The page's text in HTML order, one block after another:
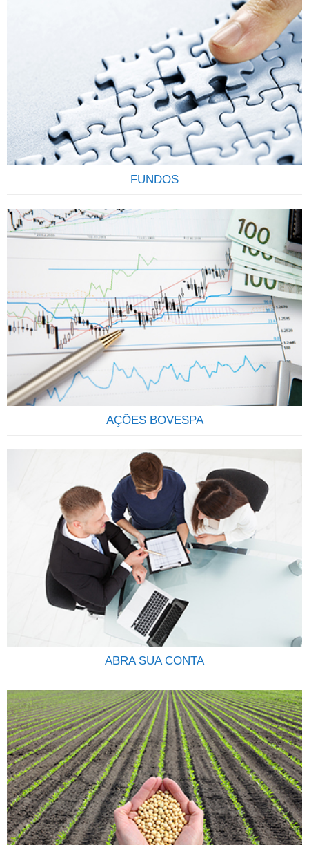
Todo investimento em renda fixa feito pela corretora é
registrado em nome do cliente (CPF/CNPJ) junto a CETIP, o
que garante transparência e segurança. Todo cliente
também conta com a garantia do FGC (Fundo Garantidor
de Crédito) até R$ 250.000,00 por CPF, por instituição
financeira para os títulos de CDB, LCI, LCA e LC.
Contamos…
OS FUNDOS DE INVESTIMENTOS SÃO CONFIÁVEIS E
RENTÁVEIS Os Fundos de Investimentos funcionam como
um condomínio onde os investidores, conhecidos como
cotistas, investem suas economias no mercado financeiro e
de capitais, com o objetivo de rentabiliza-las através da
aquisição de uma carteira de títulos ou valores mobiliários.
Ao comprar cotas de determinado fundo, os cotistas
estarão…
FUNDOS
QUE TAL SER SÓCIO DAS MAIS IMPORTANTES
EMPRESAS DO BRASIL? Através do investimento em ações
você se torna sócio de uma grande empresa, passando a
deter uma parcela do Capital Social, participando dos lucros
e da valorização da empresa.AÇÃO: É um pedaço do capital
da empresa que é negociado em bolsa. É considerado um
investimento em…
AÇÕES BOVESPA
COMECE A INVESTIR Descubra qual o seu perfil e os
produtos que mais se ajustam às suas necessidades.Tenha
em mente que seus objetivos podem sofrer alterações, e
que constância, disciplina e compromisso são os elementos
mais importantes para o sucesso de seu investimento. Veja
como é fácil e rápido abrir uma conta na Terra
ABRA SUA CONTA